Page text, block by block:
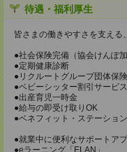
待遇・福利厚生
皆さまの働きやすさを支える
●社会保険完備（協会けんぽ加
●定期健康診断
●リクルートグループ団体保
●ベビーシッター割引サービス
●出産育児一時金
●給与の即受け取りOK
●ベネフィット・ステーショ
●就業中に便利なサポートア
●eラーニング「ELAN」